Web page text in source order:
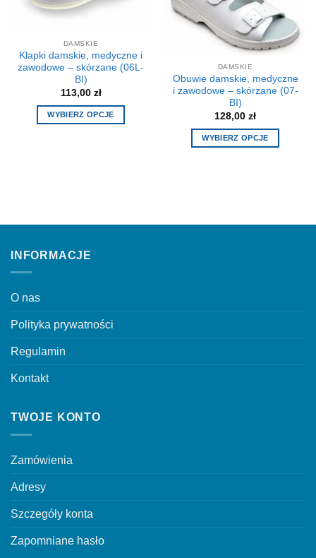
można
stronie
produktu
można
wybrać
na
stronie
produktu
DAMSKIE
Klapki damskie, medyczne i
zawodowe – skórzane (06L-
BI)
113,00 zł
WYBIERZ OPCJE
na
DAMSKIE
Obuwie damskie, medyczne
i zawodowe – skórzane (07-
BI)
128,00 zł
WYBIERZ OPCJE
INFORMACJE
O nas
Polityka prywatności
Regulamin
Kontakt
TWOJE KONTO
Zamówienia
Adresy
Szczegóły konta
Zapomniane hasło